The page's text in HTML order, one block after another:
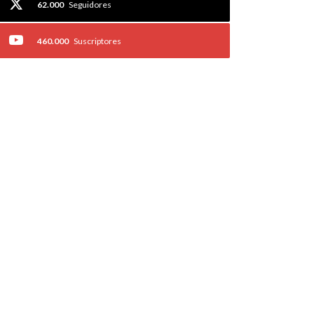
62.000 Seguidores
460.000 Suscriptores